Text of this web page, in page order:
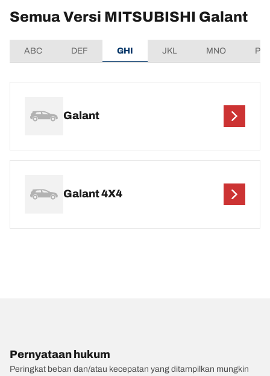
Semua Versi MITSUBISHI Galant
ABC DEF GHI JKL MNO
Galant
Galant 4X4
Pernyataan hukum
Peringkat beban dan/atau kecepatan yang ditampilkan mungkin